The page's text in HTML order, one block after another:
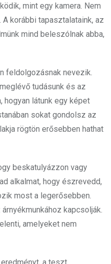
mint egy kamera. Nem
korábbi tapasztalataink, az
mind beleszólnak abba,
feldolgozásnak nevezik.
tudásunk és az
hogyan látunk egy képet
sokat gondolsz az
rögtön erősebben hathat
beskatulyázzon vagy
alkalmat, hogy észrevedd,
most a legerősebben.
kapcsolják.
amelyeket nem